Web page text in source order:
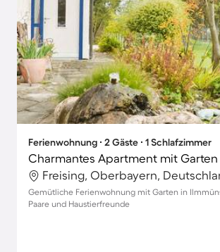
Ferienwohnung ∙ 2 Gäste ∙ 1 Schlafzimmer
Freising, Oberbayern,
Gemütliche Ferienwohnung mit Garten in
Paare und Haustierfreunde